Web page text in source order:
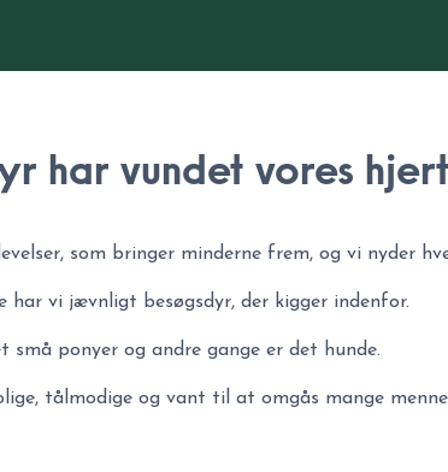
har vundet vores
som bringer minderne frem, og vi nyder
har vi jævnligt besøgsdyr, der kigger indenfor.
små ponyer og andre gange er det hunde.
tålmodige og vant til at omgås mange